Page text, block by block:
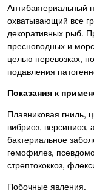
Антибактериальный
охватывающий все
декоративных рыб.
пресноводных и
целью перевозках,
подавления
Показания к
Плавниковая гниль,
вибриоз, версиниоз,
бактериальное
гемофилез,
стрептококкоз,
Побочные явления.